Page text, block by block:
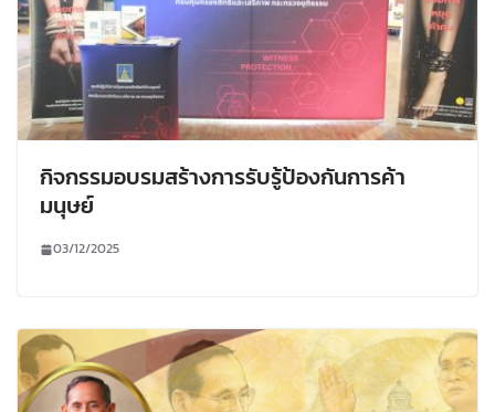
กิจกรรมอบรมสร้างการรับรู้ป้องกันการค้า
มนุษย์
03/12/2025